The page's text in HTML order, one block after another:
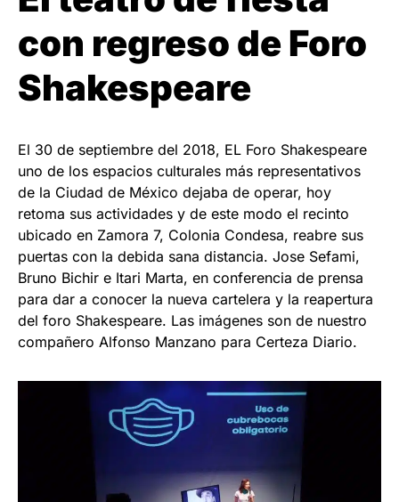
con regreso deForo
Shakespeare
El 30 de septiembre del 2018, EL Foro Shakespeare
uno de los espacios culturales más representativos
de la Ciudad de México dejaba de operar, hoy
retoma sus actividades y de este modo el recinto
ubicado en Zamora 7, Colonia Condesa, reabre sus
puertas con la debida sana distancia. Jose Sefami,
Bruno Bichir e Itari Marta, en conferencia de prensa
para dar a conocer la nueva cartelera y la reapertura
del foro Shakespeare. Las imágenes son de nuestro
compañero Alfonso Manzano para Certeza Diario.